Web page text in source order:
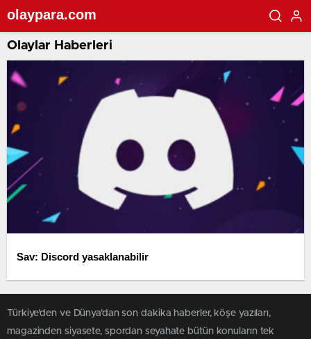
olaypara.com
Olaylar Haberleri
Sav: Discord yasaklanabilir
Türkiye'den ve Dünya’dan son dakika haberler, köşe yazıları,
magazinden siyasete, spordan seyahate bütün konuların tek